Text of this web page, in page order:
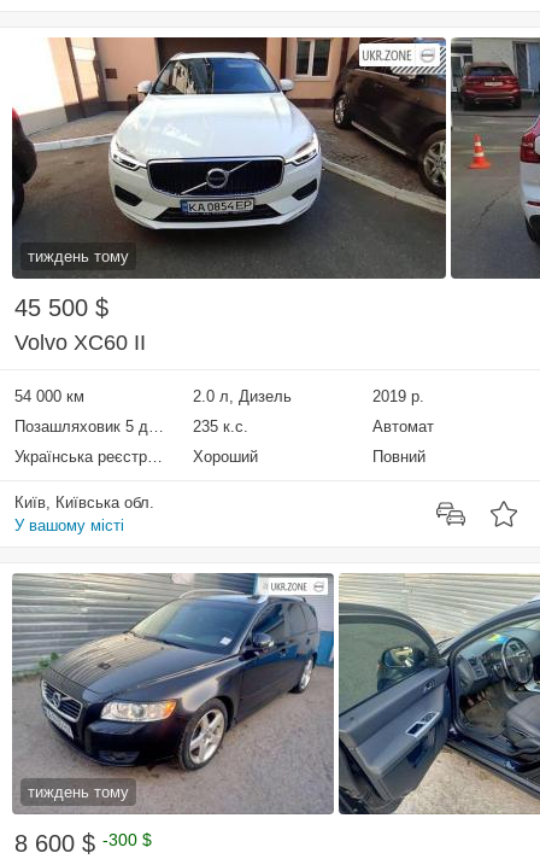
тиждень тому
45 500 $
Volvo XC60 II
54 000 км 2.0 л, Дизель
2019 р.
Позашляховик 5 дверей
235 к.с.
Автомат
Українська реєстрація
Хороший Повний
Київ, Київська обл.
У вашому місті
тиждень тому
8 600 $ -300 $